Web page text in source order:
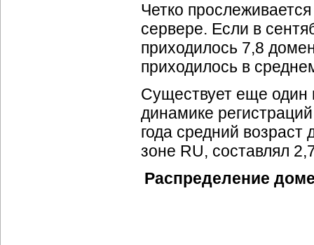
Четко
сервере. Если в
приходилось 7,8
приходилось в
Существует еще один
динамике
года средний возраст
зоне RU, составлял
Распределение